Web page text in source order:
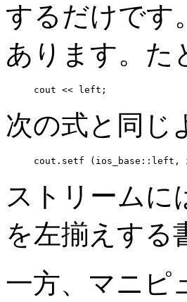
するだけです
あります。た
cout << left;
次の式と同じ
cout.setf (ios_base::left,
ストリームに
を左揃えする
一方、マニピ